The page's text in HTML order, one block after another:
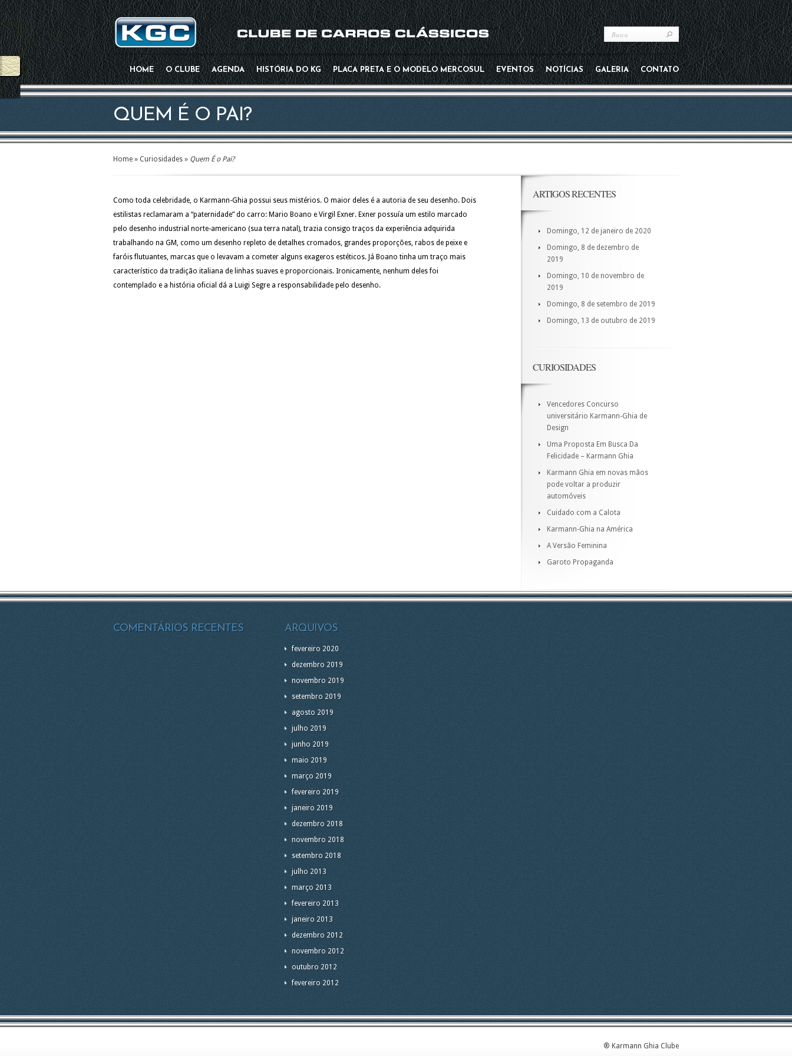
-->
HOME O CLUBE AGENDA HISTÓRIA DO KG PLACA PRETA E O MODELO MERCOSUL EVENTOS NOTÍCIAS GALERIA CONTATO
QUEM É O PAI?
Home » Curiosidades » Quem É o Pai?
Como toda celebridade, o Karmann-Ghia possui seus mistérios. O maior deles é a autoria de seu desenho. Dois
estilistas reclamaram a “paternidade” do carro: Mario Boano e Virgil Exner. Exner possuía um estilo marcado
pelo desenho industrial norte-americano (sua terra natal), trazia consigo traços da experiência adquirida
trabalhando na GM, como um desenho repleto de detalhes cromados, grandes proporções, rabos de peixe e
faróis flutuantes, marcas que o levavam a cometer alguns exageros estéticos. Já Boano tinha um traço mais
característico da tradição italiana de linhas suaves e proporcionais. Ironicamente, nenhum deles foi
contemplado e a história oficial dá a Luigi Segre a responsabilidade pelo desenho.
ARTIGOS RECENTES
Domingo, 12 de janeiro de 2020
Domingo, 8 de dezembro de
2019
Domingo, 10 de novembro de
2019
Domingo, 8 de setembro de 2019
Domingo, 13 de outubro de 2019
CURIOSIDADES
Vencedores Concurso
universitário Karmann-Ghia de
Design
Uma Proposta Em Busca Da
Felicidade – Karmann Ghia
Karmann Ghia em novas mãos
pode voltar a produzir
automóveis
Cuidado com a Calota
Karmann-Ghia na América
A Versão Feminina
Garoto Propaganda
COMENTÁRIOS RECENTES ARQUIVOS
fevereiro 2020
dezembro 2019
novembro 2019
setembro 2019
agosto 2019
julho 2019
junho 2019
maio 2019
março 2019
fevereiro 2019
janeiro 2019
dezembro 2018
novembro 2018
setembro 2018
julho 2013
março 2013
fevereiro 2013
janeiro 2013
dezembro 2012
novembro 2012
outubro 2012
fevereiro 2012
® Karmann Ghia Clube